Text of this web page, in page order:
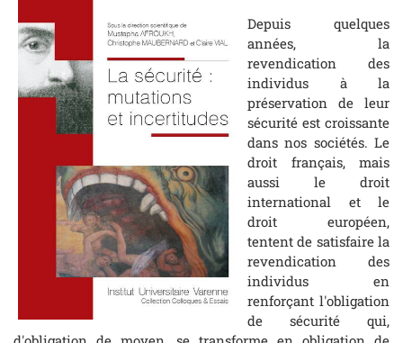
Depuis quelques
années, la
revendication des
individus à la
préservation de leur
sécurité est croissante
dans nos sociétés. Le
droit français, mais
aussi le droit
international et le
droit européen,
tentent de satisfaire la
revendication des
individus en
renforçant l'obligation
de sécurité qui,